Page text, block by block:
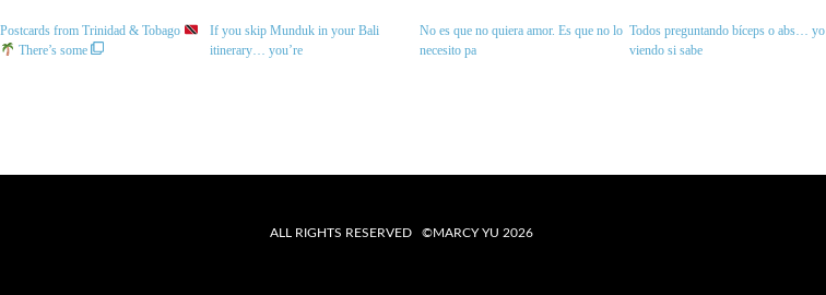
Postcards from Trinidad & Tobago
There’s some
If you skip Munduk in your Bali
itinerary… you’re
No es que no quiera amor. Es que no lo
necesito pa
Todos preguntando bíceps o abs… yo
viendo si sabe
ALL RIGHTS RESERVED ©MARCY YU 2026